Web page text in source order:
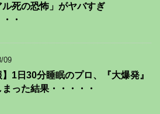
ル死の恐怖」がヤバすぎ
・
09
】1日30分睡眠のプロ、『大爆発』
まった結果・・・・・